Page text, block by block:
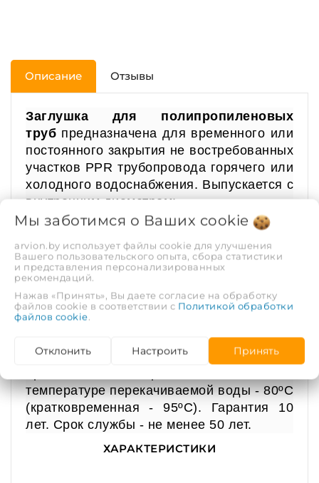
Описание Отзывы
Заглушка
для полипропиленовых
труб предназначена для временного или
постоянного закрытия не востребованных
участков PPR трубопровода горячего или
холодного водоснабжения. Выпускается с
внутренним диаметром:
25 мм (длина 27 мм);
32 мм (длина 31 мм);
50 мм (длина 43.5 мм);
63 мм (длина 51 мм).
​Материал - полипропилен. Заглушка
температуре перекачиваемой воды - 80ºС
(кратковременная - 95ºС). Гарантия 10
лет. Срок службы - не менее 50 лет.
ХАРАКТЕРИСТИКИ
Мы заботимся о Ваших cookie
arvion.by использует файлы cookie для улучшения
Вашего пользовательского опыта, сбора статистики
и представления персонализированных
рекомендаций.
Нажав «Принять», Вы даете согласие на обработку
файлов cookie в соответствии с Политикой обработки
файлов cookie
Отклонить Настроить Принять